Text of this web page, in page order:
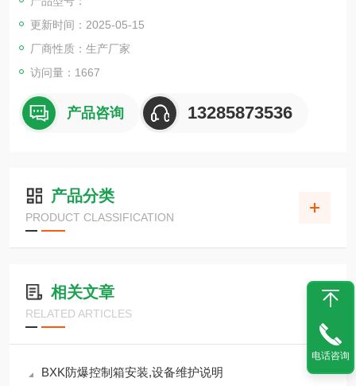
更新时间：2025-05-15
厂商性质：生产厂家
访问量：1667
产品咨询 13285873536
产品分类
PRODUCT CLASSIFICATION
相关文章
RELATED ARTICLES
BXK防爆控制箱安装,设备维护说明
电话咨询